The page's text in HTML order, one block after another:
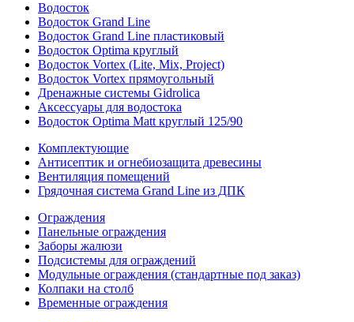
Водосток
Водосток Grand Line
Водосток Grand Line пластиковый
Водосток Optima круглый
Водосток Vortex (Lite, Mix, Project)
Водосток Vortex прямоугольный
Дренажные системы Gidrolica
Аксессуары для водостока
Водосток Optima Matt круглый 125/90
Комплектующие
Антисептик и огнебиозащита древесины
Вентиляция помещений
Грядочная система Grand Line из ДПК
Ограждения
Панельные ограждения
Заборы жалюзи
Подсистемы для ограждений
Модульные ограждения (стандартные под заказ)
Колпаки на столб
Временные ограждения